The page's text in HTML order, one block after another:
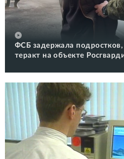
ФСБ задержала
теракт на объекте